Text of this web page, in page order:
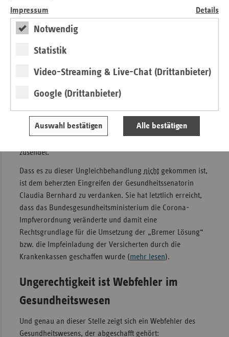
Impressum
Details
Notwendig
Statistik
Video-Streaming & Live-Chat (Drittanbieter)
Google (Drittanbieter)
Auswahl bestätigen Alle bestätigen
begründeten Einwänden des BAS maß hingegen die
Landesaufsicht keine Bedeutung bei. Stattdessen vertrat die
Landesaufsicht den fragwürdigen Standpunkt, dass
derartige datenschutzrechtliche Einwände den
unterzuordnen sind.
Aufgrund dieser abweichenden Standpunkte zweier
Ersatzkassen, Betriebs- und Innungskrankenkassen die
„Hände gebunden“, während anderseits geduldet worden
zusendet.
Dass es zu dieser Ungleichbehandlung nichtgekommen ist,
ist dem beherzten Eingreifen der Gesundheitssenatorin
Claudia Bernhard zu verdanken. Sie hat letztlich erreicht,
dass das Bundesgesundheitsministerium die Corona-
Impfverordnung veränderte und damit eine
Rechtsgrundlage für die Umsetzung der „Bremer Lösung“
bzw. die Impfeinladung der Versicherten durch die
Krankenkassen geschaffen wurde (mehr lesen).
Ungerechtigkeit ist Webfehler im
Gesundheitswesen
Und genau an dieser Stelle zeigt sich ein Webfehler des
Gesundheitswesens, der abgeschafft gehört: